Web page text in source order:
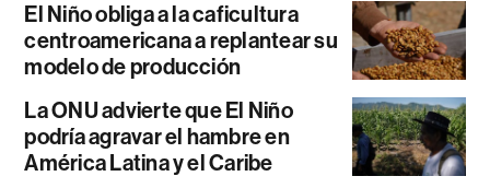
El Niño obliga a la caficultura
centroamericana a replantear su
modelo de producción
La ONU advierte que El Niño
podría agravar el hambre en
América Latina y el Caribe